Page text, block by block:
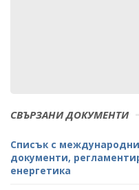
СВЪРЗАНИ ДОКУМЕНТИ
Списък с
документи,
енергетика